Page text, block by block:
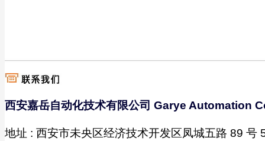
西安嘉岳自动化技术有限公司 Garye Automation
地址 : 西安市未央区经济技术开发区凤城五路 89 号